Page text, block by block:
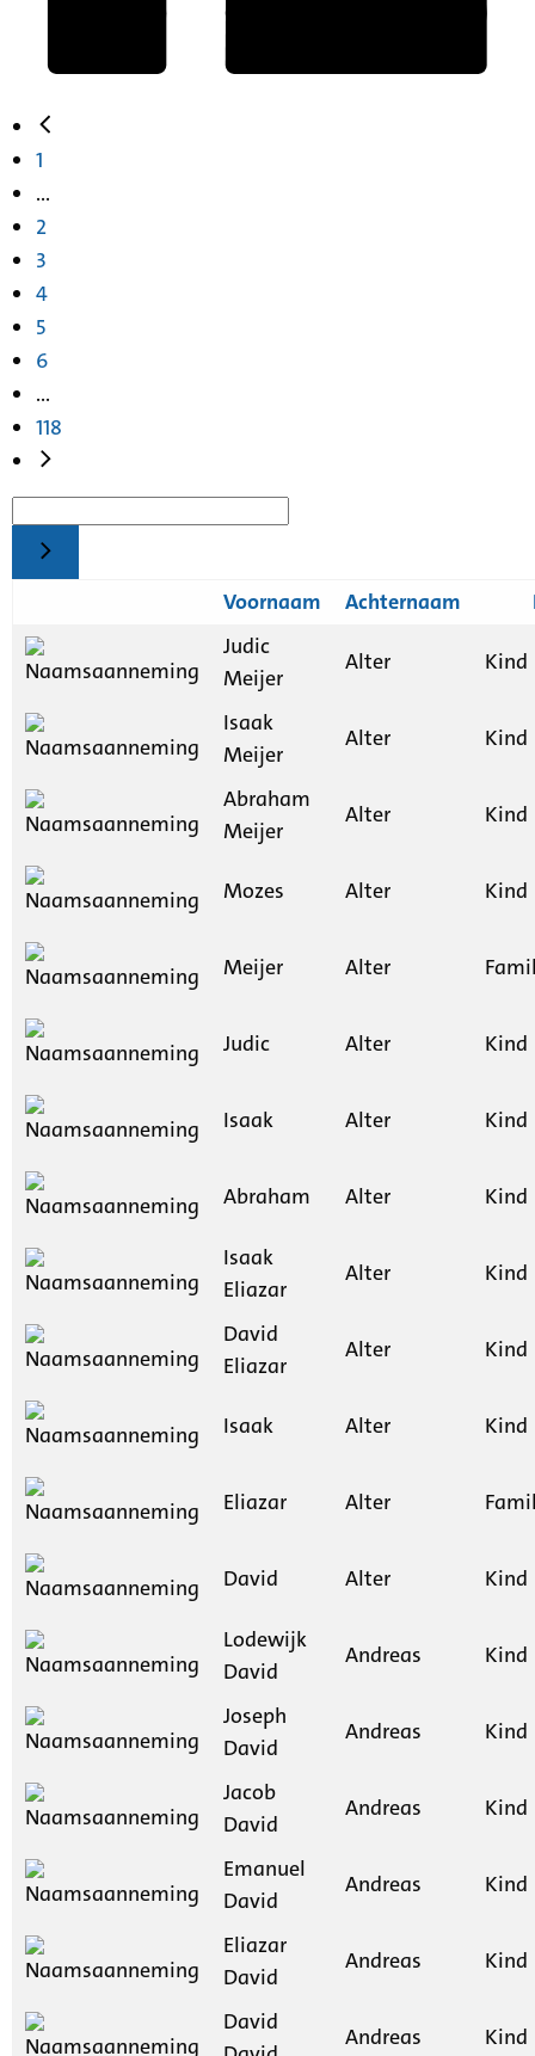
1
...
2
3
4
5
6
...
118
Voornaam Achternaam
Judic
Meijer
Alter Kind
Isaak
Meijer
Alter Kind
Abraham
Meijer
Alter Kind
Mozes Alter Kind
Meijer Alter
Judic Alter Kind
Isaak Alter Kind
Abraham Alter Kind
Isaak
Eliazar
Alter Kind
David
Eliazar
Alter Kind
Isaak Alter Kind
Eliazar Alter
David Alter Kind
Lodewijk
David
Andreas Kind
Joseph
David
Andreas Kind
Jacob
David
Andreas Kind
Emanuel
David
Andreas Kind
Eliazar
David
Andreas Kind
David
Andreas Kind